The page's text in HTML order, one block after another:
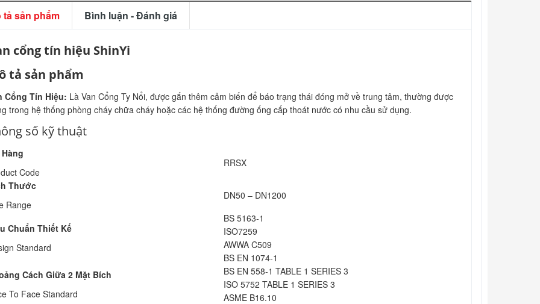
tả sản phẩm Bình luận - Đánh giá
cổng tín hiệu ShinYi
tả sản phẩm
Cổng Tín Hiệu: Là Van Cổng Ty Nổi, được gắn thêm cảm biến để báo trạng thái đóng mở về trung tâm, thường được
trong hệ thống phòng cháy chữa cháy hoặc các hệ thống đường ống cấp thoát nước có nhu cầu sử dụng.
số kỹ thuật
Code
RRSX
Thước
Range
DN50 – DN1200
Chuẩn Thiết Kế
Standard
BS 5163-1
ISO7259
AWWA C509
BS EN 1074-1
Cách Giữa 2 Mặt Bích
To Face Standard
BS EN 558-1 TABLE 1 SERIES 3
ISO 5752 TABLE 1 SERIES 3
ASME B16.10